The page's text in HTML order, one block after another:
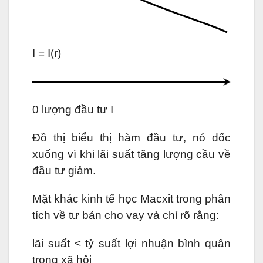
I = I(r)
0 lượng đầu tư I
Đồ thị biểu thị hàm đầu tư, nó dốc
xuống vì khi lãi suất tăng lượng cầu về
đầu tư giảm.
Mặt khác kinh tế học Macxit trong phân
tích về tư bản cho vay và chỉ rõ rằng:
lãi suất < tỷ suất lợi nhuận bình quân
trong xã hội